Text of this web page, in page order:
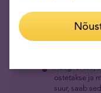
Kulla teeb
ostetakse ja
suur, saab